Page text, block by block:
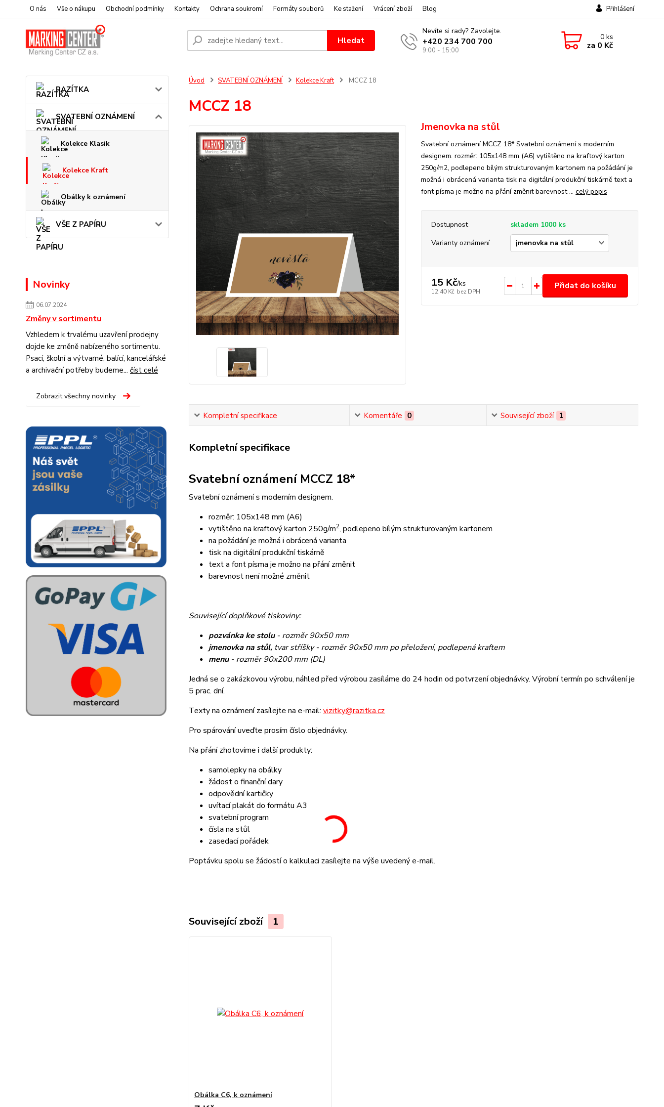
O nás Vše o nákupu Obchodní podmínky Kontakty Ochrana soukromí Formáty souborů Ke stažení Vrácení zboží Blog Přihlášení
Hledat
Nevíte si rady? Zavolejte.
+420 234 700 700
9:00 - 15:00
0ks
za 0 Kč
RAZÍTKA
SVATEBNÍ OZNÁMENÍ
Kolekce Klasik
Kolekce Kraft
Obálky k oznámení
VŠE Z PAPÍRU
Novinky
06.07.2024
Změny v sortimentu
Vzhledem k trvalému uzavření prodejny
dojde ke změně nabízeného sortimentu.
Psací, školní a výtvarné, balící, kancelářské
a archivační potřeby budeme... číst celé
Zobrazit všechny novinky
Úvod SVATEBNÍ OZNÁMENÍ Kolekce Kraft MCCZ 18
MCCZ 18
Jmenovka na stůl
Svatební oznámení MCCZ 18* Svatební oznámení s moderním
designem. rozměr: 105x148 mm (A6) vytištěno na kraftový karton
250g/m2, podlepeno bílým strukturovaným kartonem na požádání je
možná i obrácená varianta tisk na digitální produkční tiskárně text a
font písma je možno na přání změnit barevnost ... celý popis
Dostupnost
skladem 1000 ks
Varianty oznámení
15 Kč/ks
12,40 Kč bez DPH
Přidat do košíku
Kompletní specifikace Komentáře 0 Související zboží 1
Kompletní specifikace
Svatební oznámení MCCZ 18*
Svatební oznámení s moderním designem.
rozměr: 105x148 mm (A6)
vytištěno na kraftový karton 250g/m2, podlepeno bílým strukturovaným kartonem
na požádání je možná i obrácená varianta
tisk na digitální produkční tiskárně
text a font písma je možno na přání změnit
barevnost není možné změnit
Související doplňkové tiskoviny:
pozvánka ke stolu- rozměr 90x50 mm
jmenovka na stůl,tvar stříšky - rozměr 90x50 mm po přeložení, podlepená kraftem
menu- rozměr 90x200 mm (DL)
Jedná se o zakázkovou výrobu, náhled před výrobou zasíláme do 24 hodin od potvrzení objednávky. Výrobní termín po schválení je
5 prac. dní.
Texty na oznámení zasílejte na e-mail: vizitky@razitka.cz
Pro spárování uveďte prosím číslo objednávky.
Na přání zhotovíme i další produkty:
samolepky na obálky
žádost o finanční dary
odpovědní kartičky
uvítací plakát do formátu A3
svatební program
čísla na stůl
zasedací pořádek
Poptávku spolu se žádostí o kalkulaci zasílejte na výše uvedený e-mail.
Související zboží 1
Obálka C6, k oznámení